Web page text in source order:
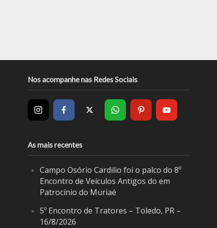
Nos acompanhe nas Redes Sociais
As mais recentes
Campo Osório Cardilio foi o palco do 8º
Encontro de Veículos Antigos do em
Patrocínio do Muriaé
5º Encontro de Tratores – Toledo, PR –
16/8/2026